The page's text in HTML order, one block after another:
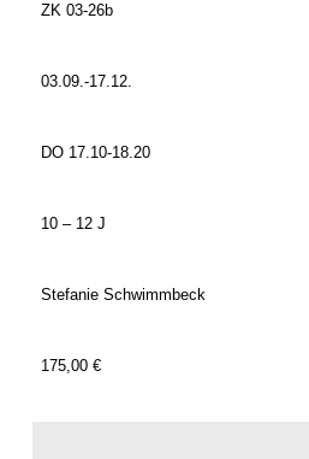
ZK 03-26b
03.09.-17.12.
DO 17.10-18.20
10 – 12 J
Stefanie Schwimmbeck
175,00 €